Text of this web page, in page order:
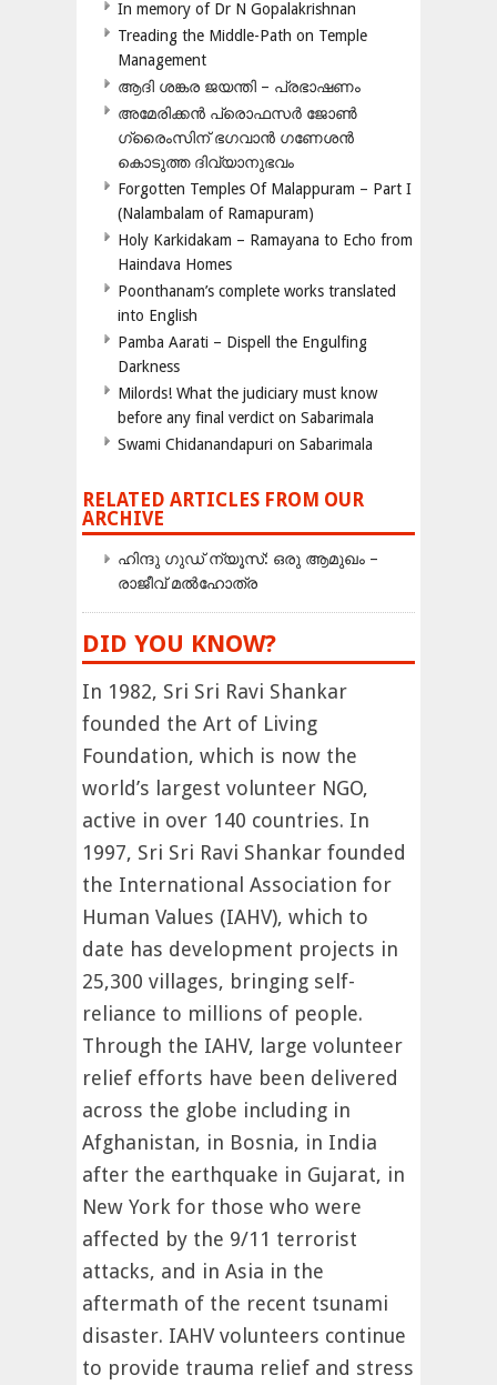
In memory of Dr N Gopalakrishnan
Treading the Middle-Path on Temple
Management
ആദി ശങ്കര ജയന്തി – പ്രഭാഷണം
അമേരിക്കന്‍ പ്രൊഫസര്‍ ജോണ്‍
ഗ്രൈംസിന് ഭഗവാന്‍ ഗണേശന്‍
കൊടുത്ത ദിവ്യാനുഭവം
Forgotten Temples Of Malappuram – Part I
(Nalambalam of Ramapuram)
Holy Karkidakam – Ramayana to Echo from
Haindava Homes
Poonthanam’s complete works translated
into English
Pamba Aarati – Dispell the Engulfing
Darkness
Milords! What the judiciary must know
before any final verdict on Sabarimala
Swami Chidanandapuri on Sabarimala
RELATED ARTICLES FROM OUR
ARCHIVE
ഹിന്ദു ഗുഡ് ന്യൂസ്: ഒരു ആമുഖം –
രാജീവ് മൽഹോത്ര
DID YOU KNOW?
In 1982, Sri Sri Ravi Shankar
founded the Art of Living
Foundation, which is now the
world’s largest volunteer NGO,
active in over 140 countries. In
1997, Sri Sri Ravi Shankar founded
the International Association for
Human Values (IAHV), which to
date has development projects in
25,300 villages, bringing self-
reliance to millions of people.
Through the IAHV, large volunteer
relief efforts have been delivered
across the globe including in
Afghanistan, in Bosnia, in India
after the earthquake in Gujarat, in
New York for those who were
affected by the 9/11 terrorist
attacks, and in Asia in the
aftermath of the recent tsunami
disaster. IAHV volunteers continue
to provide trauma relief and stress